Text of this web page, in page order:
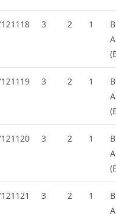
3 2 1
3 2 1
3 2 1
3 2 1